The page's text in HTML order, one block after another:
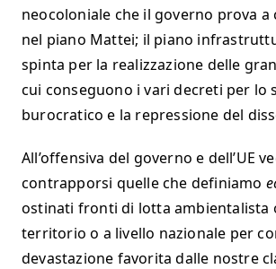
neocoloniale che il governo prova a
nel piano Mattei; il piano
spinta per la realizzazione delle
cui conseguono i vari decreti per lo
burocratico e la repressione del
All’offensiva del governo e dell’UE
contrapporsi quelle che definiamo
ostinati fronti di lotta ambientalista
territorio o a livello nazionale per
devastazione favorita dalle nostre